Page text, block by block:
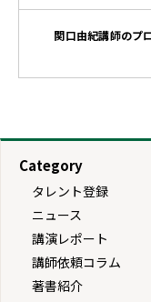
関口由紀講師のプ
Category
タレント登録
ニュース
講演レポート
講師依頼コラム
著書紹介